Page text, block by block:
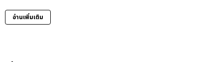
อ่านเพิ่มเติม